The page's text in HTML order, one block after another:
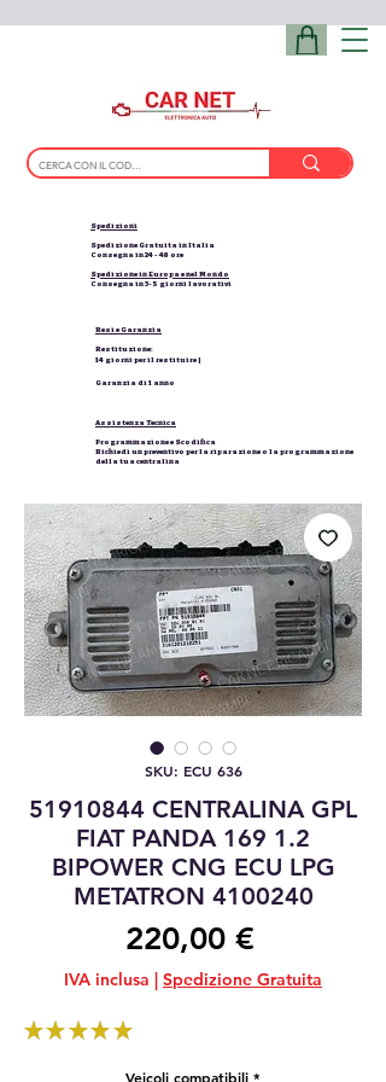
Spedizioni
Spedizione Gratuita in Italia
Consegna in 24 - 48 ore
Spedizione in Europa e nel Mondo
Consegna in 3-5 giorni lavorativi
Resi e Garanzia
Restituzione:
14 giorni per il restituire |
Garanzia di 1 anno
Assistenza Tecnica
Programmazione e Scodifica
Richiedi un preventivo per la riparazione o la programmazione
della tua centralina
SKU: ECU 636
51910844 CENTRALINA GPL
FIAT PANDA 169 1.2
BIPOWER CNG ECU LPG
METATRON 4100240
220,00 €
IVA inclusa | Spedizione Gratuita
★ ★ ★ ★ ★
Veicoli compatibili *